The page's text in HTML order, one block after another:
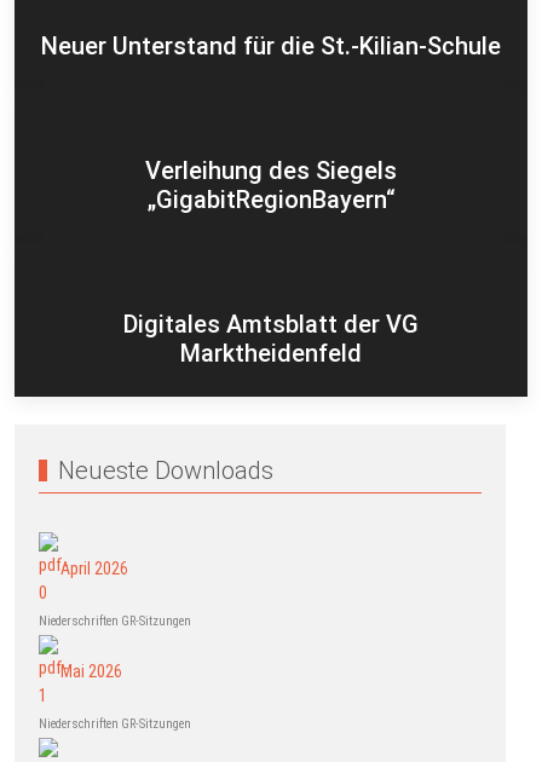
Neuer Unterstand für die St.-Kilian-Schule
Verleihung des Siegels
„GigabitRegionBayern“
Digitales Amtsblatt der VG
Marktheidenfeld
Neueste Downloads
April 2026
Niederschriften GR-Sitzungen
Mai 2026
Niederschriften GR-Sitzungen